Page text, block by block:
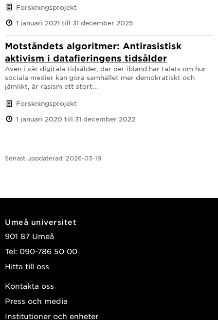
Forskningsprojekt
1 januari 2021 till 31 december 2025
Motståndets algoritmer: Antirasistisk
aktivism i datafieringens tidsålder
Även i vår digitala tidsålder, där det ibland har talats om hur
sociala medier kan göra samhället mer demokratiskt och
jämlikt, är rasism ett stort...
Forskningsprojekt
1 januari 2020 till 31 december 2022
Senast uppdaterad: 2026-03-19
Umeå universitet
901 87 Umeå
Tel: 090-786 50 00
Hitta till oss
Kontakta oss
Press och media
Institutioner och enheter